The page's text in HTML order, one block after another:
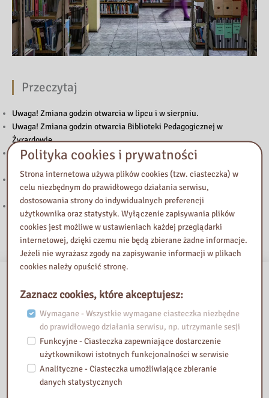
Przeczytaj
Uwaga! Zmiana godzin otwarcia w lipcu i w sierpniu.
Uwaga! Zmiana godzin otwarcia Biblioteki Pedagogicznej w
Żyrardowie
„Biały Kruk” – trzecia edycja konkursu dla dziennikarzy mediów
Podstawowe kierunki realizacji polityki oświatowej państwa w roku
szkolnym 2026/2027
Znamy laureatów IV edycji konkursu czytelniczego
Polityka cookies i prywatności
Strona internetowa używa plików cookies (tzw. ciasteczka) w
celu niezbędnym do prawidłowego działania serwisu,
dostosowania strony do indywidualnych preferencji
użytkownika oraz statystyk. Wyłączenie zapisywania plików
cookies jest możliwe w ustawieniach każdej przeglądarki
internetowej, dzięki czemu nie będą zbierane żadne informacje.
Jeżeli nie wyrażasz zgody na zapisywanie informacji w plikach
cookies należy opuścić stronę.
Zaznacz cookies, które akceptujesz:
Wymagane - Wszystkie wymagane ciasteczka niezbędne
do prawidłowego działania serwisu, np. utrzymanie sesji
Funkcyjne - Ciasteczka zapewniające dostarczenie
użytkownikowi istotnych funkcjonalności w serwisie
Analityczne - Ciasteczka umożliwiające zbieranie
danych statystycznych